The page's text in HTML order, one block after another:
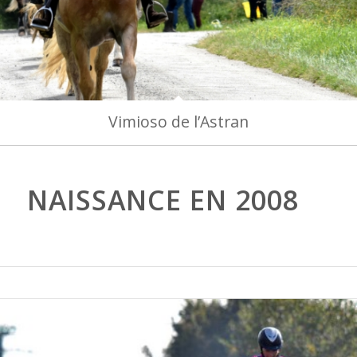
Vimioso de l’Astran
NAISSANCE EN 2008